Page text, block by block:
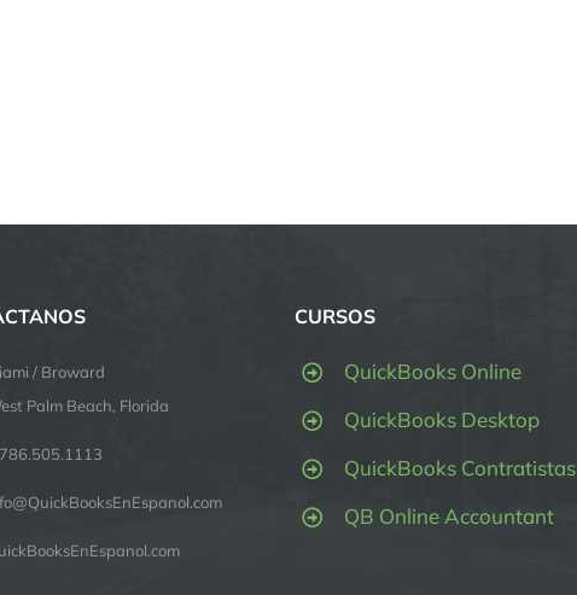
/ Broward
Palm Beach, Florida
CURSOS
QuickBooks Online
QuickBooks Desktop
QuickBooks Contratistas
QB Online Accountant